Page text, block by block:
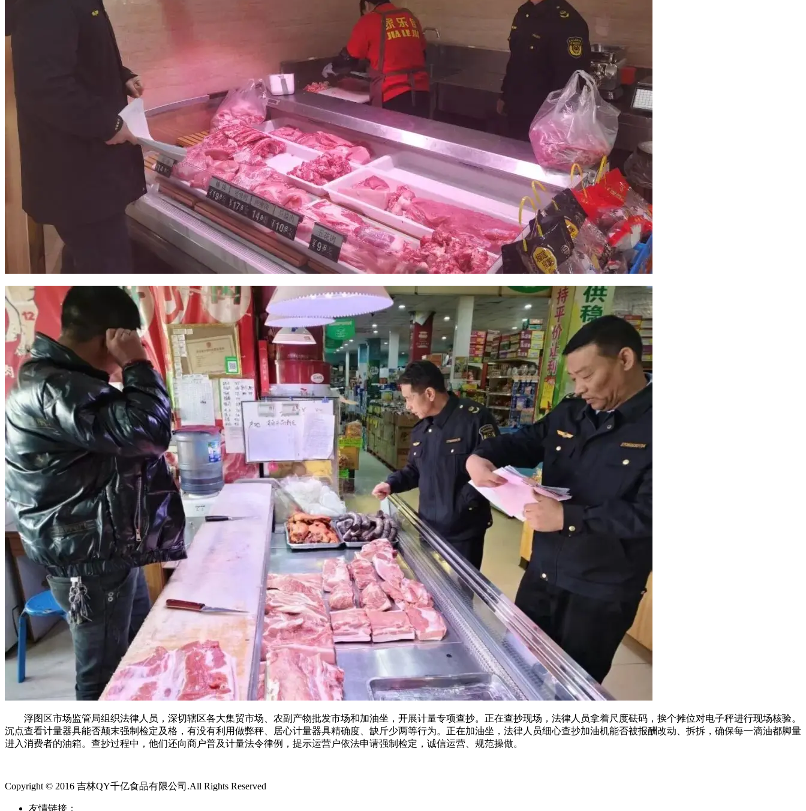
浮图区市场监管局组织法律人员，深切辖区各大集贸市场、农副产物批发市场和加油坐，开展计量专项查抄。正在查抄现场，法律人员拿着尺度砝码，挨个摊位对电子秤进行现场核验。
沉点查看计量器具能否颠末强制检定及格，有没有利用做弊秤、居心计量器具精确度、缺斤少两等行为。正在加油坐，法律人员细心查抄加油机能否被报酬改动、拆拆，确保每一滴油都脚量
进入消费者的油箱。查抄过程中，他们还向商户普及计量法令律例，提示运营户依法申请强制检定，诚信运营、规范操做。
Copyright © 2016 吉林QY千亿食品有限公司.All Rights Reserved
友情链接：